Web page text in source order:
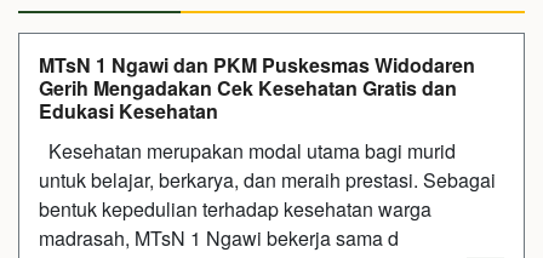
MTsN 1 Ngawi dan PKM Puskesmas Widodaren
Gerih Mengadakan Cek Kesehatan Gratis dan
Edukasi Kesehatan
Kesehatan merupakan modal utama bagi murid
untuk belajar, berkarya, dan meraih prestasi. Sebagai
bentuk kepedulian terhadap kesehatan warga
madrasah, MTsN 1 Ngawi bekerja sama d